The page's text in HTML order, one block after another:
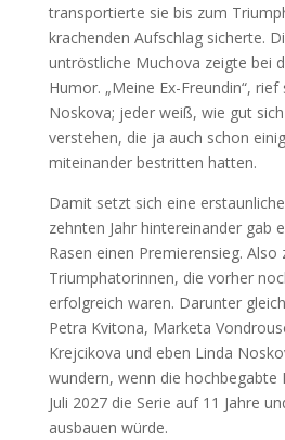
transportierte sie bis zum
krachenden Aufschlag sicherte.
untröstliche Muchova zeigte bei
Humor. „Meine Ex-Freundin“, rief
Noskova; jeder weiß, wie gut
verstehen, die ja auch schon
miteinander bestritten hatten.
Damit setzt sich eine
zehnten Jahr hintereinander gab
Rasen einen Premierensieg. Also
Triumphatorinnen, die vorher
erfolgreich waren. Darunter
Petra Kvitona, Marketa
Krejcikova und eben Linda
wundern, wenn die hochbegabte
Juli 2027 die Serie auf 11 Jahre
ausbauen würde.